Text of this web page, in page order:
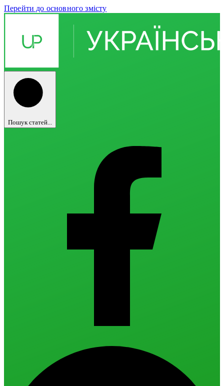
Перейти до основного змісту
Пошук статей...